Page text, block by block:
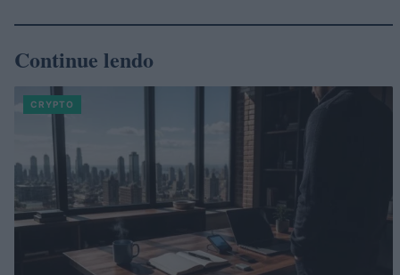
Continue lendo
CRYPTO